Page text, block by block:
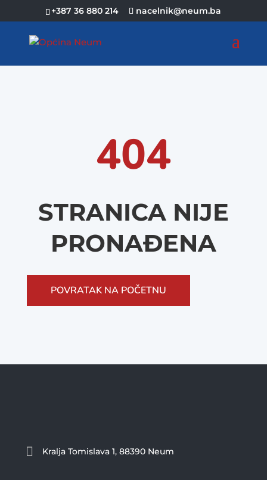
+387 36 880 214 nacelnik@neum.ba
404
STRANICA NIJE
PRONAĐENA
POVRATAK NA POČETNU
 Kralja Tomislava 1, 88390 Neum